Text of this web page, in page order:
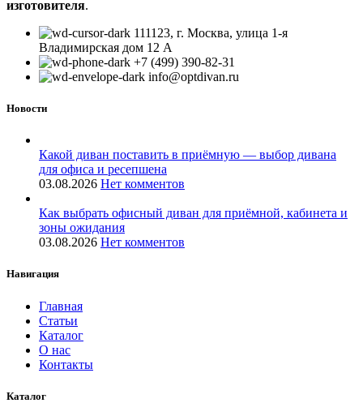
изготовителя.
111123, г. Москва, улица 1-я
Владимирская дом 12 А
+7 (499) 390-82-31
info@optdivan.ru
Новости
Какой диван поставить в приёмную — выбор дивана
для офиса и ресепшена
03.08.2026 Нет комментов
Как выбрать офисный диван для приёмной, кабинета и
зоны ожидания
03.08.2026 Нет комментов
Навигация
Главная
Статьи
Каталог
О нас
Контакты
Каталог